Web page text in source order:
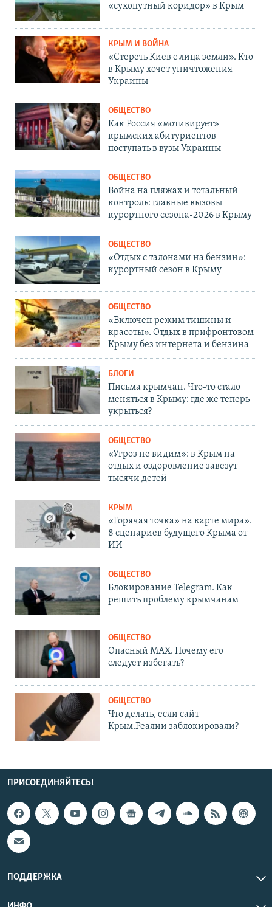
«сухопутный коридор» в Крым
КРЫМ И ВОЙНА
«Стереть Киев с лица земли». Кто
в Крыму хочет уничтожения
Украины
ОБЩЕСТВО
Как Россия «мотивирует»
крымских абитуриентов
поступать в вузы Украины
ОБЩЕСТВО
Война на пляжах и тотальный
контроль: главные вызовы
курортного сезона-2026 в Крыму
ОБЩЕСТВО
«Отдых с талонами на бензин»:
курортный сезон в Крыму
ОБЩЕСТВО
«Включен режим тишины и
красоты». Отдых в прифронтовом
Крыму без интернета и бензина
БЛОГИ
Письма крымчан. Что-то стало
меняться в Крыму: где же теперь
укрыться?
ОБЩЕСТВО
«Угроз не видим»: в Крым на
отдых и оздоровление завезут
тысячи детей
КРЫМ
«Горячая точка» на карте мира».
8 сценариев будущего Крыма от
ИИ
ОБЩЕСТВО
Блокирование Telegram. Как
решить проблему крымчанам
ОБЩЕСТВО
Опасный MAX. Почему его
следует избегать?
ОБЩЕСТВО
Что делать, если сайт
Крым.Реалии заблокировали?
ПРИСОЕДИНЯЙТЕСЬ!
ПОДДЕРЖКА